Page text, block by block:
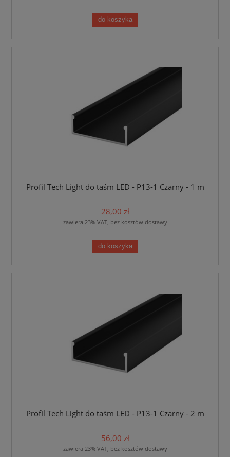
do koszyka
Profil Tech Light do taśm LED - P13-1 Czarny - 1 m
28,00 zł
zawiera 23% VAT, bez kosztów dostawy
do koszyka
Profil Tech Light do taśm LED - P13-1 Czarny - 2 m
56,00 zł
zawiera 23% VAT, bez kosztów dostawy